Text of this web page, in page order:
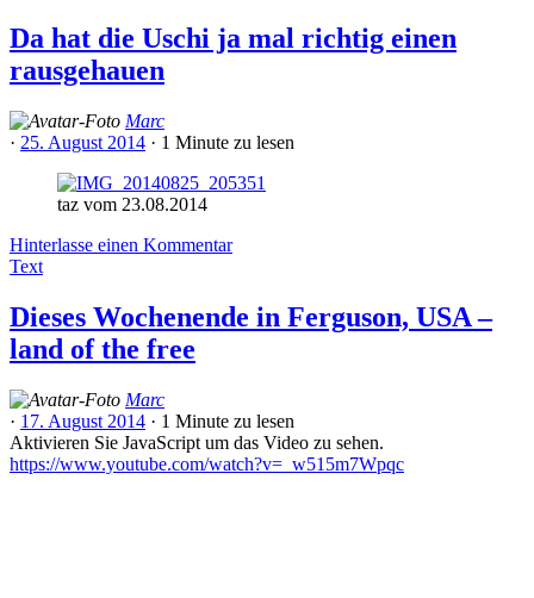
Da hat die Uschi ja mal richtig einen
rausgehauen
Marc
· 25. August 2014 · 1 Minute zu lesen
taz vom 23.08.2014
Hinterlasse einen Kommentar
Text
Dieses Wochenende in Ferguson, USA –
land of the free
Marc
· 17. August 2014 · 1 Minute zu lesen
Aktivieren Sie JavaScript um das Video zu sehen.
https://www.youtube.com/watch?v=_w515m7Wpqc